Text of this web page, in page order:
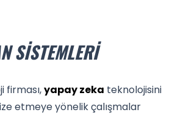
SISTEMLERI
firması,yapay zeka teknolojisini
etmeye yönelik çalışmalar